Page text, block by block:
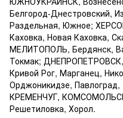
Белгород-Днестровский,
Раздельная, Южное;
Каховка, Новая Каховка,
МЕЛИТОПОЛЬ, Бердянск,
Токмак;
Кривой Рог, Марганец,
Орджоникидзе,
КРЕМЕНЧУГ,
Решетиловка, Хорол.